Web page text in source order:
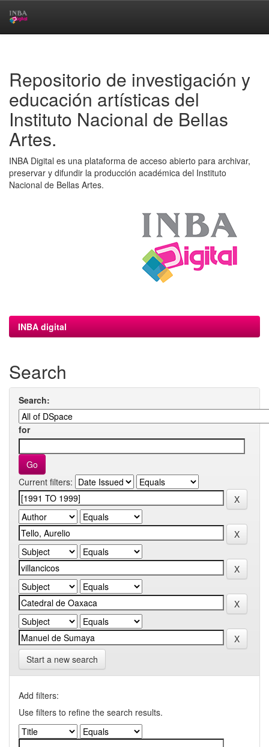
Repositorio de investigación y
educación artísticas del
Instituto Nacional de Bellas
Artes.
INBA Digital es una plataforma de acceso abierto para archivar,
preservar y difundir la producción académica del Instituto
Nacional de Bellas Artes.
INBA digital
Search
Search:
for
Current filters:
Start a new search
Add filters:
Use filters to refine the search results.